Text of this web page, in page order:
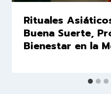
Rituales
Buena Suerte,
Bienestar en la